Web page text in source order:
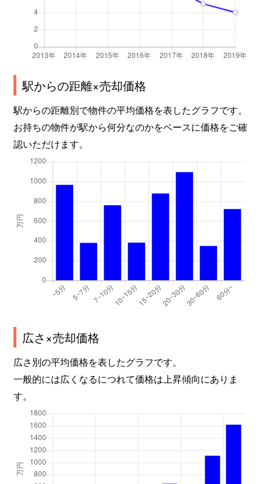
駅からの距離×売却価格
駅からの距離別で物件の平均価格を表したグラフです。
お持ちの物件が駅から何分なのかをベースに価格をご確
認いただけます。
広さ×売却価格
広さ別の平均価格を表したグラフです。
一般的には広くなるにつれて価格は上昇傾向にありま
す。